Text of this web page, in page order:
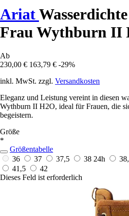
Ariat
Frau Wythburn II
Ab
230,00 € 163,79 € -29%
inkl. MwSt. zzgl. Versandkosten
Eleganz und Leistung vereint in diesen
Wythburn II H2O, ideal für Frauen, die
begeistern.
Größe
*
Größentabelle
36
37 37,5 38 24h
41,5
42
Dieses Feld ist erforderlich